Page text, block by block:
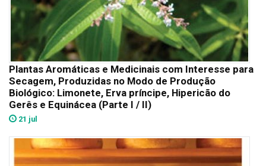
Plantas Aromáticas e Medicinais com Interesse para
Secagem, Produzidas no Modo de Produção
Biológico: Limonete, Erva príncipe, Hipericão do
Gerês e Equinácea (Parte I / II)
21 jul